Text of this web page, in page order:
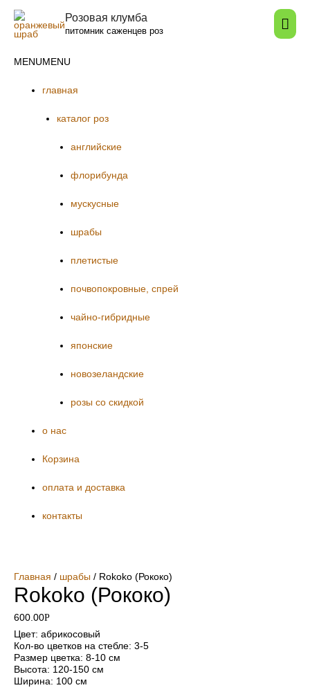
Розовая клумба
питомник саженцев роз
MENU MENU
главная
каталог роз
английские
флорибунда
мускусные
шрабы
плетистые
почвопокровные, спрей
чайно-гибридные
японские
новозеландские
розы со скидкой
о нас
Корзина
оплата и доставка
контакты
Главная / шрабы / Rokoko (Рококо)
Rokoko (Рококо)
600.00Р
Цвет: абрикосовый
Кол-во цветков на стебле: 3-5
Размер цветка: 8-10 см
Высота: 120-150 см
Ширина: 100 см